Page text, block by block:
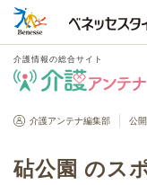
介護情報の総合サイト
介護情報の総合サイト
介護アンテナ編集部 公
砧公園 のス